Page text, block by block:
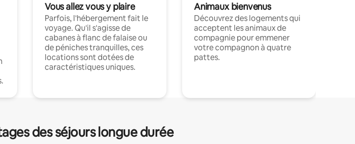
Vous allez vous y plaire
Parfois, l'hébergement fait le
voyage. Qu'il s'agisse de
cabanes à flanc de falaise ou
de péniches tranquilles, ces
locations sont dotées de
caractéristiques uniques.
Animaux bienvenus
Découvrez des logements qui
acceptent les animaux de
compagnie pour emmener
votre compagnon à quatre
pattes.
des séjours longue durée